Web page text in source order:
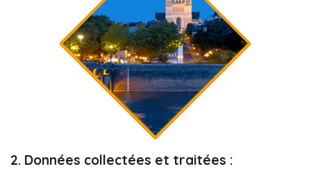
2. Données collectées et traitées :